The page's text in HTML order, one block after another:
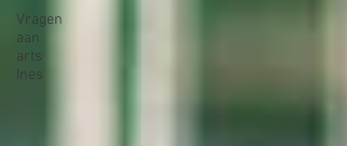
Vragen
aan
arts
Ines